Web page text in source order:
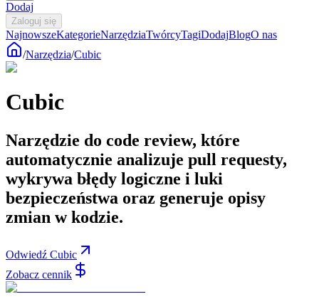
Dodaj
Zaloguj się
NajnowszeKategorieNarzędziaTwórcyTagiDodajBlogO nas
/Narzędzia/Cubic
Cubic
Narzędzie do code review, które
automatycznie analizuje pull requesty,
wykrywa błędy logiczne i luki
bezpieczeństwa oraz generuje opisy
zmian w kodzie.
Odwiedź Cubic
Zobacz cennik